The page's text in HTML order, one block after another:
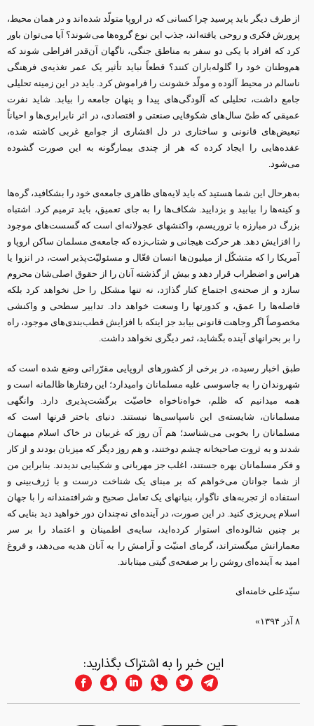
از طرف دیگر باید پرسید چرا کسانی که در اروپا متولّد شده‌اند و در همان محیط،
پرورش فکری و روحی یافته‌اند، جذب این نوع گروه‌ها می‌شوند؟ آیا می‌توان باور
کرد که افراد با یکی دو سفر به مناطق جنگی، ناگهان آن‌قدر افراطی شوند که
هم‌وطنان خود را گلوله‌باران کنند؟ قطعاً نباید تأثیر یک عمر تغذیه‌ی فرهنگی
ناسالم در محیط آلوده و مولّد خشونت را فراموش کرد. باید در این زمینه تحلیلی
جامع داشت، تحلیلی که آلودگی‌های پیدا و پنهان جامعه را بیابد. شاید نفرت
عمیقی که طیّ سال‌های شکوفایی صنعتی و اقتصادی، در اثر نابرابری‌ها و احیاناً
تبعیض‌های قانونی و ساختاری در دل اقشاری از جوامع غربی کاشته شده،
عقده‌هایی را ایجاد کرده که هر از چندی بیمارگونه به این صورت گشوده
می‌شود.
به‌هرحال این شما هستید که باید لایه‌های ظاهری جامعه‌ی خود را بشکافید، گره‌ها
و کینه‌ها را بیابید و بزدایید. شکاف‌ها را به جای تعمیق، باید ترمیم کرد. اشتباه
بزرگ در مبارزه با تروریسم، واکنشهای عجولانه‌ای است که گسست‌های موجود
را افزایش دهد. هر حرکت هیجانی و شتاب‌زده که جامعه‌ی مسلمان ساکن اروپا و
آمریکا را که متشکّل از میلیون‌ها انسان فعّال و مسئولیّت‌پذیر است، در انزوا یا
هراس و اضطراب قرار دهد و بیش از گذشته آنان را از حقوق اصلی‌شان محروم
سازد و از صحنه‌ی اجتماع کنار گذارَد، نه تنها مشکل را حل نخواهد کرد بلکه
فاصله‌ها را عمق، و کدورتها را وسعت خواهد داد. تدابیر سطحی و واکنشی
مخصوصاً اگر وجاهت قانونی بیابد جز اینکه با افزایش قطب‌بندی‌های موجود، راه
را بر بحرانهای آینده بگشاید، ثمر دیگری نخواهد داشت.
طبق اخبار رسیده، در برخی از کشورهای اروپایی مقرّراتی وضع شده است که
شهروندان را به جاسوسی علیه مسلمانان وامیدارد؛ این رفتارها ظالمانه است و
همه میدانیم که ظلم، خواه‌ناخواه خاصیّت برگشت‌پذیری دارد. وانگهی
مسلمانان، شایسته‌ی این ناسپاسی‌ها نیستند. دنیای باختر قرنها است که
مسلمانان را بخوبی می‌شناسد؛ هم آن روز که غربیان در خاک اسلام میهمان
شدند و به ثروت صاحبخانه چشم دوختند، و هم روز دیگر که میزبان بودند و از کار
و فکر مسلمانان بهره جستند، اغلب جز مهربانی و شکیبایی ندیدند. بنابراین من
از شما جوانان می‌خواهم که بر مبنای یک شناخت درست و با ژرف‌بینی و
استفاده از تجربه‌های ناگوار، بنیانهای یک تعامل صحیح و شرافتمندانه را با جهان
اسلام پی‌ریزی کنید. در این صورت، در آینده‌ای نه‌چندان دور خواهید دید بنایی که
بر چنین شالوده‌ای استوار کرده‌اید، سایه‌ی اطمینان و اعتماد را بر سر
معمارانش میگستراند، گرمای امنیّت و آرامش را به آنان هدیه می‌دهد، و فروغ
امید به آینده‌ای روشن را بر صفحه‌ی گیتی میتاباند.
سیّدعلی خامنه‌ای
۸ آذر ۱۳۹۴»
این خبر را به اشتراک بگذارید: